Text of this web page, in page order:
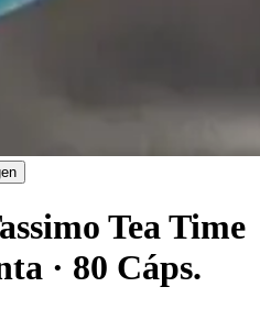
Tea Time
· 80 Cáps.